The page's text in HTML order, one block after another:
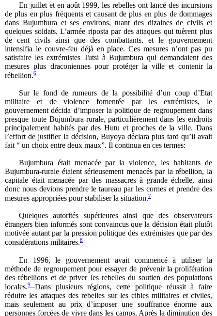
En juillet et en août 1999, les rebelles ont lancé des incursions
de plus en plus fréquents et causant de plus en plus de dommages
dans Bujumbura et ses environs, tuant des dizaines de civils et
quelques soldats. L’armée riposta par des attaques qui tuèrent plus
de cent civils ainsi que des combattants, et le gouvernement
intensifia le couvre-feu déjà en place. Ces mesures n’ont pas pu
satisfaire les extrémistes Tutsi à Bujumbura qui demandaient des
mesures plus draconiennes pour protéger la ville et contenir la
rébellion.6
Sur le fond de rumeurs de la possibilité d’un coup d’Etat
militaire et de violence fomentée par les extrémistes, le
gouvernement décida d’imposer la politique de regroupement dans
presque toute Bujumbura-rurale, particulièrement dans les endroits
principalement habités par des Hutu et proches de la ville. Dans
l’effort de justifier la décision, Buyoya déclara plus tard qu’il avait
fait “ un choix entre deux maux”. Il continua en ces termes:
Bujumbura était menacée par la violence, les habitants de
Bujumbura-rurale étaient sérieusement menacés par la rébellion, la
capitale était menacée par des massacres à grande échelle, ainsi
donc nous devions prendre le taureau par les cornes et prendre des
mesures appropriées pour stabiliser la situation.7
Quelques autorités supérieures ainsi que des observateurs
étrangers bien informés sont convaincus que la décision était plutôt
motivée autant par la pression politique des extrémistes que par des
considérations militaires.8
En 1996, le gouvernement avait commencé à utiliser la
méthode de regroupement pour essayer de prévenir la prolifération
des rébellions et de priver les rebelles du soutien des populations
locales.9 Dans plusieurs régions, cette politique réussit à faire
réduire les attaques des rebelles sur les cibles militaires et civiles,
mais seulement au prix d’imposer une souffrance énorme aux
personnes forcées de vivre dans les camps. Après la diminution des